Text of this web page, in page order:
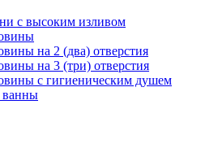
с высоким изливом
на 2 (два) отверстия
на 3 (три) отверстия
с гигиеническим душем
ванны